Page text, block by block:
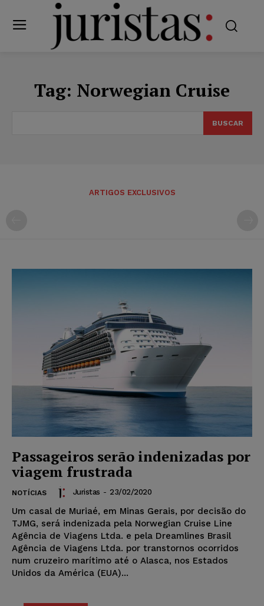
Tag: Norwegian Cruise
BUSCAR
ARTIGOS EXCLUSIVOS
Passageiros serão indenizadas por
viagem frustrada
NOTÍCIAS Juristas - 23/02/2020
Um casal de Muriaé, em Minas Gerais, por decisão do
TJMG, será indenizada pela Norwegian Cruise Line
Agência de Viagens Ltda. e pela Dreamlines Brasil
Agência de Viagens Ltda. por transtornos ocorridos
num cruzeiro marítimo até o Alasca, nos Estados
Unidos da América (EUA)...